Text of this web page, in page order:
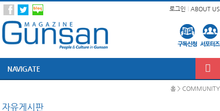
로그인 ABOUT US
NAVIGATE
홈 > COMMUNITY
자유게시판